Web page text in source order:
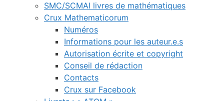
SMC/SCMAI livres de mathématiques
Crux Mathematicorum
Numéros
Informations pour les auteur.e.s
Autorisation écrite et copyright
Conseil de rédaction
Contacts
Crux sur Facebook